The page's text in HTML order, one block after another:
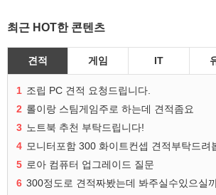
최근 HOT한 콘텐츠
견적 게임 IT
1 조립 PC 견적 요청드립니다.
2 롤이랑 스팀게임주로 하는데 견적좀요
3 노트북 추천 부탁드립니다!
4 모니터포함 300 화이트컨셉 견적부탁드려
5 로아 컴퓨터 업그레이드 질문
6 300정도로 견적짜봤는데 봐주실수있으실